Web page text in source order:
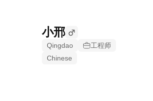
小邢
Qingdao
工程师
Chinese